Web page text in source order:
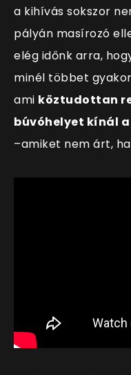
a kihívás sokszor
pályán masírozó
elég időnk arra,
minél többet
ami köztudottan
búvóhelyet kínál
–amiket nem árt,